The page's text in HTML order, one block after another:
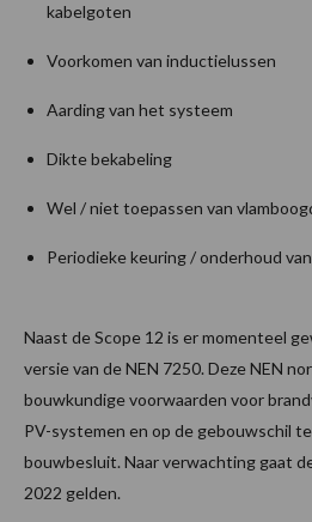
kabelgoten
Voorkomen van inductielussen
Aarding van het systeem
Dikte bekabeling
Wel / niet toepassen van
Periodieke keuring / onderhoud
Naast de Scope 12 is er momenteel
versie van de NEN 7250. Deze NEN
bouwkundige voorwaarden voor
PV-systemen en op de gebouwschil
bouwbesluit. Naar verwachting gaat
2022 gelden.